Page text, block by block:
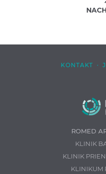
KONTAKT ·
ROMED
KLINIK
KLINIK
KLINIKUM